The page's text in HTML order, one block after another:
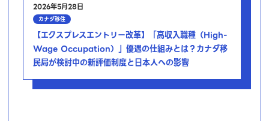
2026年5月28日
カナダ移住
【エクスプレスエントリー改革】「高収入職種（High-
Wage Occupation）」優遇の仕組みとは？カナダ移
民局が検討中の新評価制度と日本人への影響